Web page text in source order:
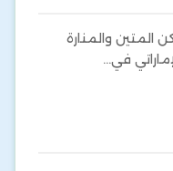
المتين والمنارة
في…